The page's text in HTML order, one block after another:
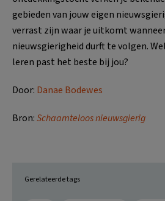
gebieden van jouw eigen
verrast zijn waar je uitkomt
nieuwsgierigheid durft te volgen.
leren past het beste bij jou?
Door: Danae Bodewes
Bron:Schaamteloos nieuwsgierig
Gerelateerde tags